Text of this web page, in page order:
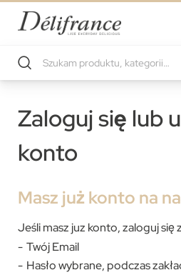
Zaloguj się lub
konto
Masz już konto na
Jeśli masz juz konto, zaloguj się
Twój Email
Hasło wybrane, podczas